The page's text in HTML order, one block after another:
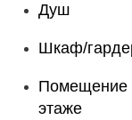
Душ
Шкаф/
Помещение
этаже